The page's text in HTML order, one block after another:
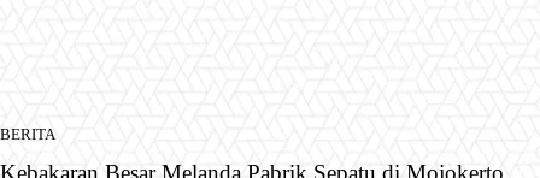
BERITA
Kebakaran Besar Melanda Pabrik Sepatu di Mojokerto